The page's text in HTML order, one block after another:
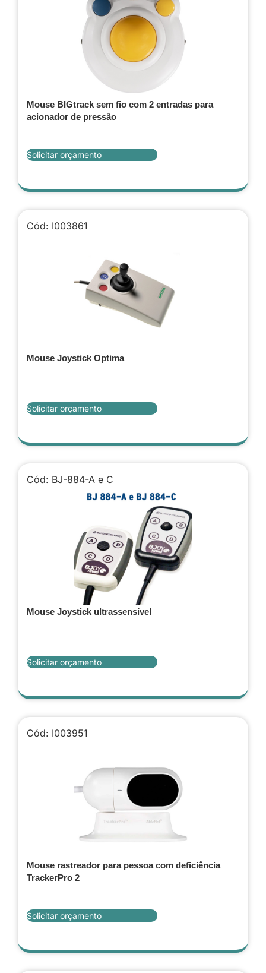
Mouse BIGtrack sem fio com 2 entradas para
acionador de pressão
Solicitar orçamento
Cód: I003861
Mouse Joystick Optima
Solicitar orçamento
Cód: BJ-884-A e C
Mouse Joystick ultrassensível
Solicitar orçamento
Cód: I003951
Mouse rastreador para pessoa com deficiência
TrackerPro 2
Solicitar orçamento